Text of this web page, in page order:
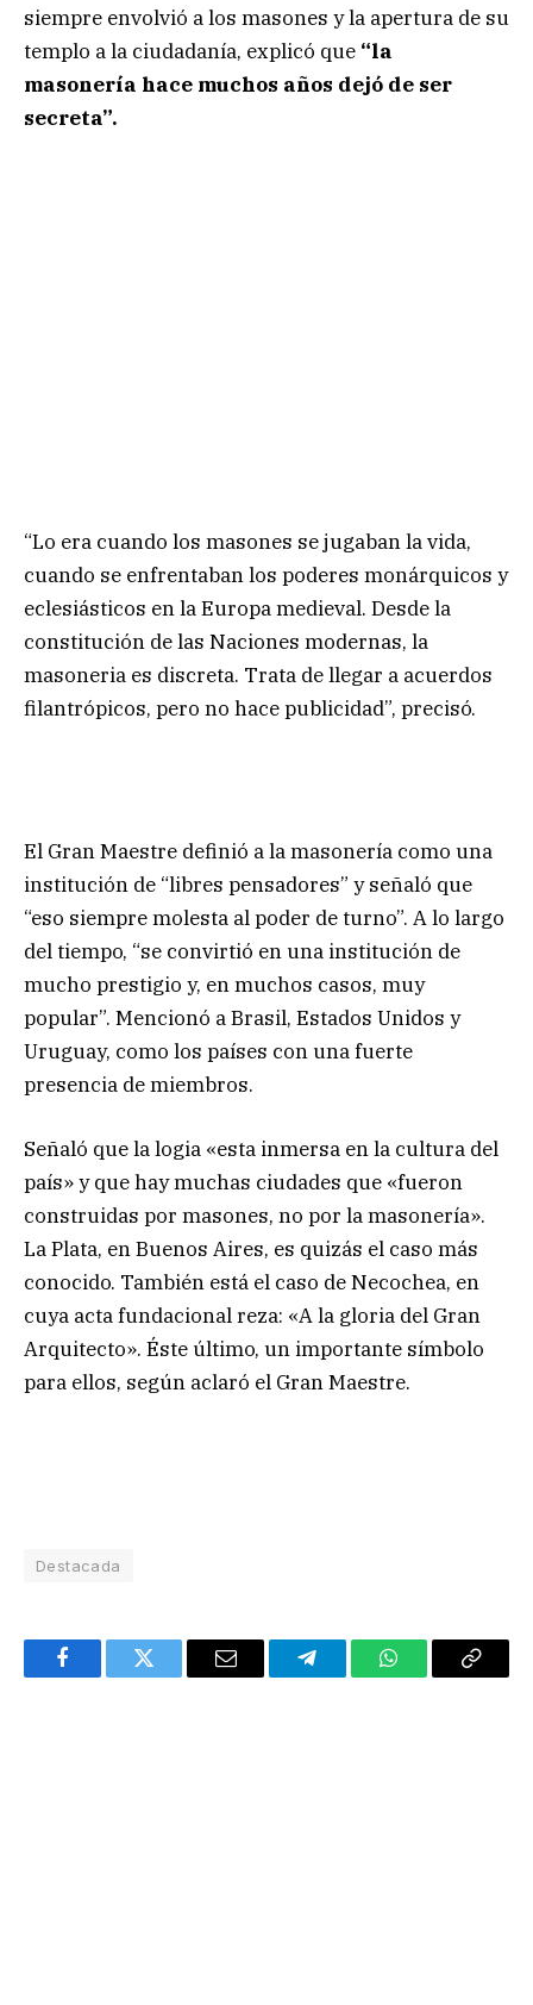
siempre envolvió a los masones y la apertura de su
templo a la ciudadanía, explicó que “la
masonería hace muchos años dejó de ser
secreta”.
“Lo era cuando los masones se jugaban la vida,
cuando se enfrentaban los poderes monárquicos y
eclesiásticos en la Europa medieval. Desde la
constitución de las Naciones modernas, la
masoneria es discreta. Trata de llegar a acuerdos
filantrópicos, pero no hace publicidad”, precisó.
El Gran Maestre definió a la masonería como una
institución de “libres pensadores” y señaló que
“eso siempre molesta al poder de turno”. A lo largo
del tiempo, “se convirtió en una institución de
mucho prestigio y, en muchos casos, muy
popular”. Mencionó a Brasil, Estados Unidos y
Uruguay, como los países con una fuerte
presencia de miembros.
Señaló que la logia «esta inmersa en la cultura del
país» y que hay muchas ciudades que «fueron
construidas por masones, no por la masonería».
La Plata, en Buenos Aires, es quizás el caso más
conocido. También está el caso de Necochea, en
cuya acta fundacional reza: «A la gloria del Gran
Arquitecto». Éste último, un importante símbolo
para ellos, según aclaró el Gran Maestre.
Destacada
FacebookTwitter Email TelegramWhatsAppCopy